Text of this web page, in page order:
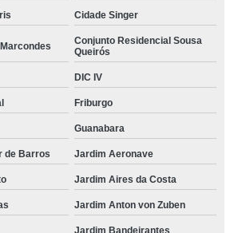
Cidade Singer
Conjunto Residencial Sousa
Queirós
DIC IV
Friburgo
Guanabara
de Barros Jardim Aeronave
Jardim Aires da Costa
Jardim Anton von Zuben
Jardim Bandeirantes